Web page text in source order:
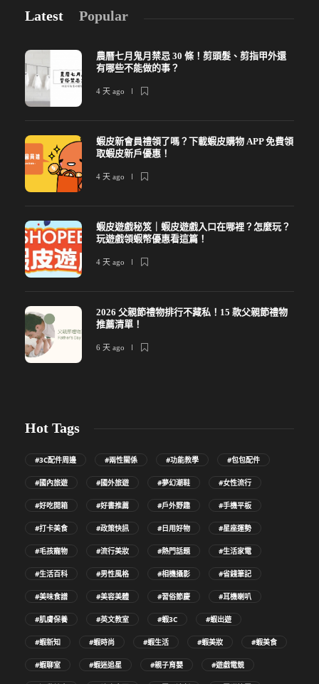
Latest Popular
農曆七月鬼月禁忌 30 條！剪頭髮、剪指甲外還
有哪些不能做的事？
4 天 ago
蝦皮新會員禮領了嗎？下載蝦皮購物 APP 免費領
取蝦皮新戶優惠！
4 天 ago
蝦皮遊戲秘笈｜蝦皮遊戲入口在哪裡？怎麼玩？
玩遊戲領蝦幣優惠看這篇！
4 天 ago
2026 父親節禮物排行不藏私！15 款父親節禮物
推薦清單！
6 天 ago
Hot Tags
#3C配件周邊 #兩性關係 #功能教學 #包包配件
#國內旅遊 #國外旅遊 #夢幻潮鞋 #女性流行
#好吃開箱 #好書推薦 #戶外野趣 #手機平板
#打卡美食 #政策快訊 #日用好物 #星座運勢
#毛孩寵物 #流行美妝 #熱門話題 #生活家電
#生活百科 #男性風格 #相機攝影 #省錢筆記
#美味食譜 #美容美體 #習俗節慶 #耳機喇叭
#肌膚保養 #英文教室 #蝦3C #蝦出遊
#蝦新知 #蝦時尚 #蝦生活 #蝦美妝 #蝦美食
#蝦聊室 #蝦迷追星 #親子育嬰 #遊戲電競